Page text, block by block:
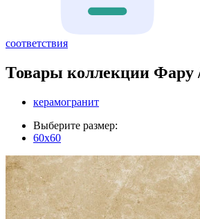
соответствия
Товары коллекции Фару
керамогранит
Выберите размер:
60x60